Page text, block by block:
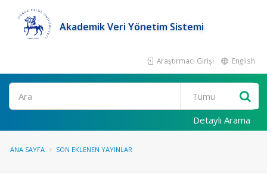
Akademik Veri Yönetim Sistemi
Araştırmacı Girişi English
Ara
Detaylı Arama
ANA SAYFA SON EKLENEN YAYINLAR